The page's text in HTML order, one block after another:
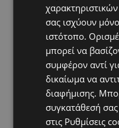
UPDATES
ΔΗΜΟΣ ΛΑΤΣΙΩΝ –
κατά των Δομών
δέσμευση από το
UPDATES
ΑΓΙΟΣ ΙΩΑΝΝΗΣ
χωριού – Μια ανάσα
επισκέπτες
σας ισχύουν
ιστότοπο.
μπορεί να
συμφέρον αντί
δικαίωμα να
διαφήμισης.
συγκατάθεσή
στις Ρυθμίσεις